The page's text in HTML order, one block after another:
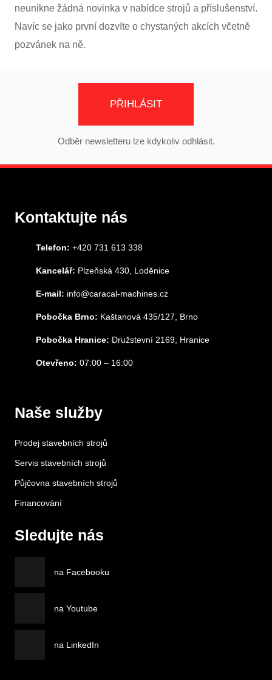
neunikne žádná novinka v nabídce strojů a příslušenství.
Navíc se jako první dozvíte o chystaných akcích včetně
pozvánek na ně.
PŘIHLÁSIT
Odběr newsletteru lze kdykoliv odhlásit.
Kontaktujte nás
Telefon: +420 731 613 338
Kancelář: Plzeňská 430, Loděnice
E-mail: info@caracal-machines.cz
Pobočka Brno: Kaštanová 435/127, Brno
Pobočka Hranice: Družstevní 2169, Hranice
Otevřeno: 07:00 – 16:00
Naše služby
Prodej stavebních strojů
Servis stavebních strojů
Půjčovna stavebních strojů
Financování
Sledujte nás
na Facebooku
na Youtube
na LinkedIn